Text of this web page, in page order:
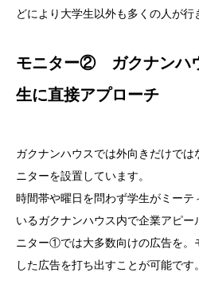
どにより大学生以外も多くの人が行
モニター② ガクナンハ
生に直接アプローチ
ガクナンハウスでは外向きだけで
ニターを設置しています。
時間帯や曜日を問わず学生がミー
いるガクナンハウス内で企業アピ
ニター①では大多数向けの広告を
した広告を打ち出すことが可能です。